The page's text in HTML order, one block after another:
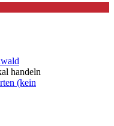
handeln
(kein